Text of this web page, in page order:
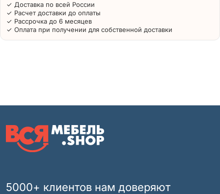
✓ Доставка по всей России
✓ Расчет доставки до оплаты
✓ Рассрочка до 6 месяцев
✓ Оплата при получении для собственной доставки
5000+ клиентов нам доверяют